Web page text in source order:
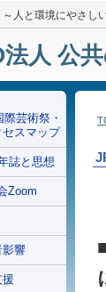
人と環境にやさし
法人 公
芸術祭・
スマップ
誌と思想
Zoom
影響
援